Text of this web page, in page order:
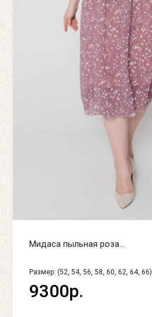
Мидаса пыльная роза...
Размер: (52, 54, 56, 58, 60, 62, 64, 66)
9300р.